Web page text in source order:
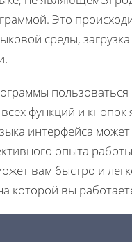
Это
среды,
функций и
интерфейса
опыта
вам быстро и
которой вы